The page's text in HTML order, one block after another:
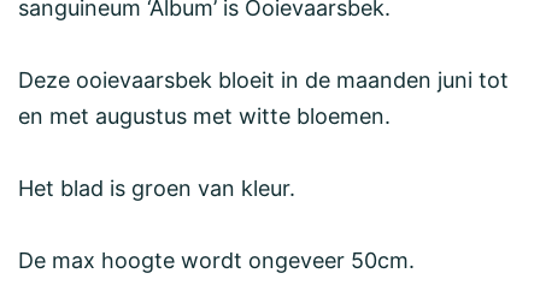
sanguineum ‘Album’ is Ooievaarsbek.
Deze ooievaarsbek bloeit in de maanden juni tot
en met augustus met witte bloemen.
Het blad is groen van kleur.
De max hoogte wordt ongeveer 50cm.